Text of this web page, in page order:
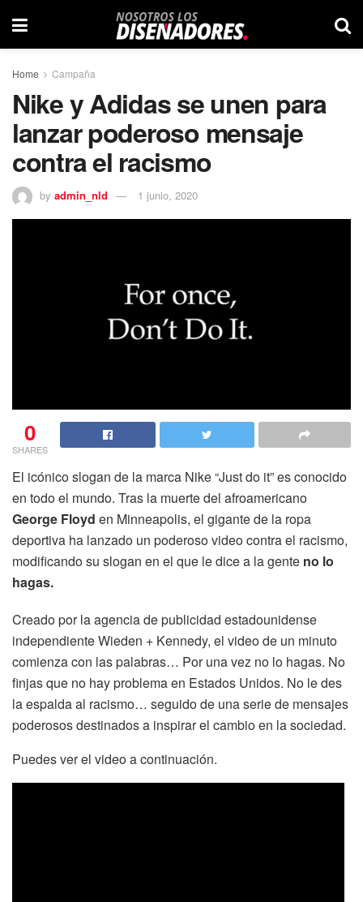
Home Campaña
Nike y Adidas se unen para
lanzar poderoso mensaje
contra el racismo
by admin_nld 1 junio, 2020
0
SHARES
El icónico slogan de la marca Nike “Just do it” es conocido
en todo el mundo. Tras la muerte del afroamericano
George Floyd en Minneapolis, el gigante de la ropa
deportiva ha lanzado un poderoso video contra el racismo,
modificando su slogan en el que le dice a la gente no lo
hagas.
Creado por la agencia de publicidad estadounidense
independiente Wieden + Kennedy, el video de un minuto
comienza con las palabras… Por una vez no lo hagas. No
finjas que no hay problema en Estados Unidos. No le des
la espalda al racismo… seguido de una serie de mensajes
poderosos destinados a inspirar el cambio en la sociedad.
Puedes ver el video a continuación.